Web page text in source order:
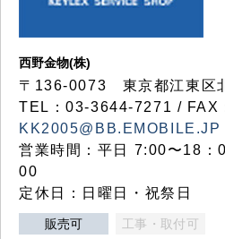
西野金物(株)
〒136-0073 東京都江東区
TEL：03‐3644‐7271 /
KK2005@BB.EMOBILE.JP
営業時間：平日 7:00〜18
00
定休日：日曜日・祝祭日
販売可 工事・取付可